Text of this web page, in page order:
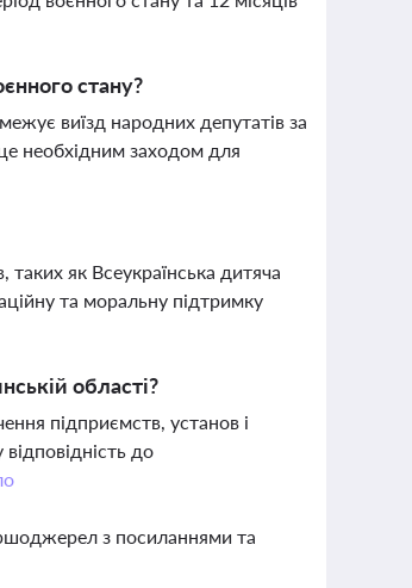
стану?
виїзд народних депутатів за
необхідним заходом для
таких як Всеукраїнська дитяча
та моральну підтримку
області?
підприємств, установ і
до
з посиланнями та